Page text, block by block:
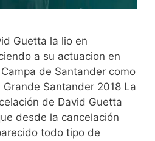
Guetta la lio en
a su actuacion en
de Santander como
Santander 2018 La
de David Guetta
desde la cancelación
todo tipo de